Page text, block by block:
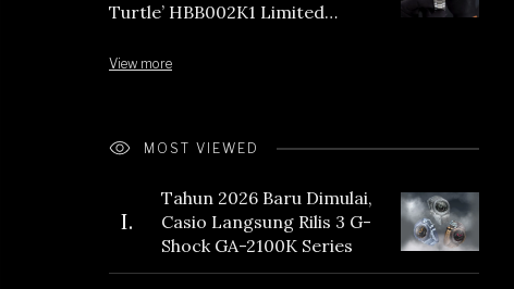
Turtle’ HBB002K1 Limited
View more
MOST VIEWED
I.
Tahun 2026 Baru Dimulai,
Casio Langsung Rilis 3 G-
Shock GA-2100K Series